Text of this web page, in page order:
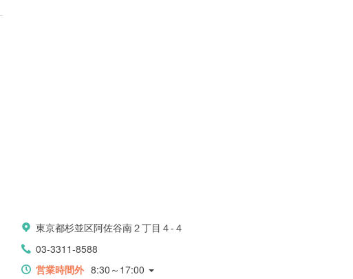
東京都杉並区阿佐谷南２丁目４-４
03-3311-8588
営業時間外 8:30～17:00